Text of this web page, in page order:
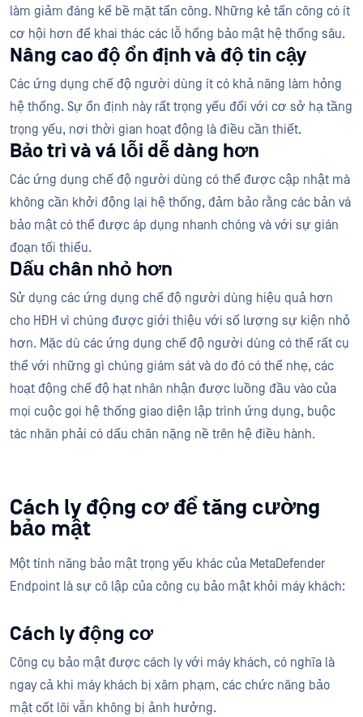
làm giảm đáng kể bề mặt tấn công. Những kẻ tấn công có ít
cơ hội hơn để khai thác các lỗ hổng bảo mật hệ thống sâu.
Nâng cao độ ổn định và độ tin cậy
Các ứng dụng chế độ người dùng ít có khả năng làm hỏng
hệ thống. Sự ổn định này rất trọng yếu đối với cơ sở hạ tầng
trọng yếu, nơi thời gian hoạt động là điều cần thiết.
Bảo trì và vá lỗi dễ dàng hơn
Các ứng dụng chế độ người dùng có thể được cập nhật mà
không cần khởi động lại hệ thống, đảm bảo rằng các bản vá
bảo mật có thể được áp dụng nhanh chóng và với sự gián
đoạn tối thiểu.
Dấu chân nhỏ hơn
Sử dụng các ứng dụng chế độ người dùng hiệu quả hơn
cho HĐH vì chúng được giới thiệu với số lượng sự kiện nhỏ
hơn. Mặc dù các ứng dụng chế độ người dùng có thể rất cụ
thể với những gì chúng giám sát và do đó có thể nhẹ, các
hoạt động chế độ hạt nhân nhận được luồng đầu vào của
mọi cuộc gọi hệ thống giao diện lập trình ứng dụng, buộc
tác nhân phải có dấu chân nặng nề trên hệ điều hành.
Cách ly động cơ để tăng cường
bảo mật
Một tính năng bảo mật trọng yếu khác của MetaDefender
Endpoint là sự cô lập của công cụ bảo mật khỏi máy khách:
Cách ly động cơ
Công cụ bảo mật được cách ly với máy khách, có nghĩa là
ngay cả khi máy khách bị xâm phạm, các chức năng bảo
mật cốt lõi vẫn không bị ảnh hưởng.